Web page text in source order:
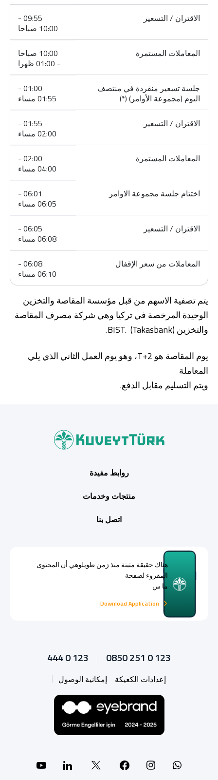
الاقتران / التسعير
09:55 -
10:00 صباحا
المعاملات المستمرة
10:00 صباحا
- 01:00 ظهرا
جلسة تسعير منفردة في منتصف
اليوم (مجموعة الأوامر) (*)
01:00 -
01:55 مساء
الاقتران / التسعير
01:55 -
02:00 مساء
المعاملات المستمرة
02:00 -
04:00 مساء
اختتام جلسة مجموعة الاوامر
06:01 -
06:05 مساء
الاقتران / التسعير
06:05 -
06:08 مساء
المعاملات من سعر الإقفال
06:08 -
06:10 مساء
يتم تصفية الاسهم من قبل مؤسسة المقاصة والتخزين
الوحيدة المرخصة في تركيا وهي شركة مصرف المقاصة
والتخزين BIST. (Takasbank).
يوم المقاصة هو T+2، وهو يوم العمل الثاني الذي يلي
المعاملة
ويتم التسليم مقابل الدفع.
روابط مفيدة
منتجات وخدمات
اتصل بنا
هناك حقيقة مثبتة منذ زمن طويلوهي أن المحتوى
المقروء لصفحة
ما س
Download Application
444 0 123 0850 251 0 123
إعدادات الكعيكة إمكانية الوصول
Whatsapp
Instagram
Facebook
Linkedin